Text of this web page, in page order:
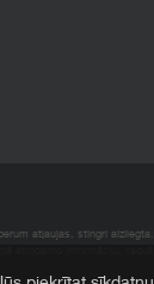
atļaujas, stingri